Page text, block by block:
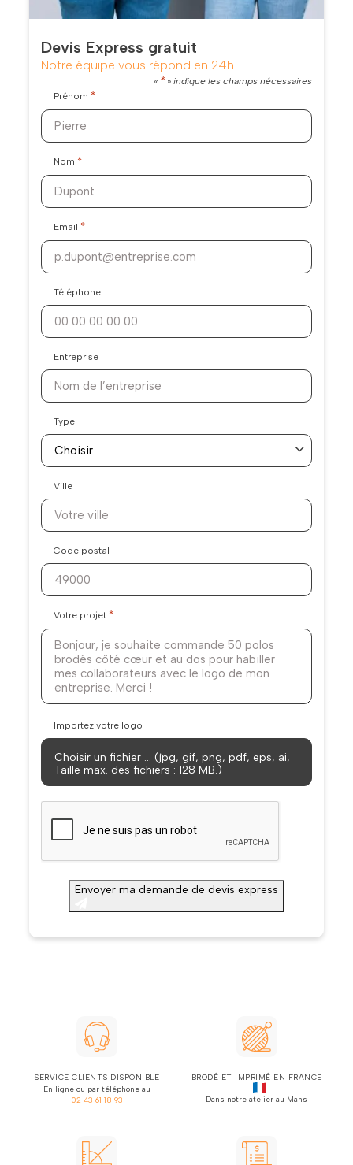
Devis Express gratuit
Notre équipe vous répond en 24h
« *» indique les champs nécessaires
Prénom *
Nom *
Email *
Téléphone
Entreprise
Type
Ville
Code postal
Votre projet *
Importez votre logo
Choisir un fichier … (jpg, gif, png, pdf, eps, ai,
Taille max. des fichiers : 128 MB.)
Envoyer ma demande de devis express
SERVICE CLIENTS DISPONIBLE
En ligne ou par téléphone au
02 43 61 18 93
BRODÉ ET IMPRIMÉ EN FRANCE
Dans notre atelier au Mans